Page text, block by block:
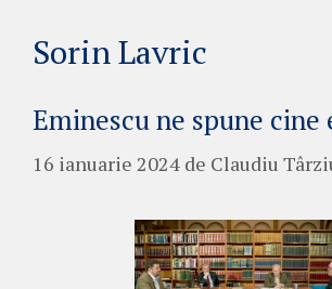
Sorin Lavric
Eminescu ne spune cine
16 ianuarie 2024 de Claudiu